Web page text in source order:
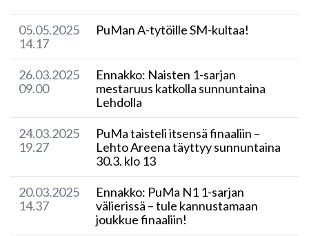
05.05.2025
14.17
​PuMan A-tytöille SM-kultaa!
26.03.2025
09.00
Ennakko: Naisten 1-sarjan
mestaruus katkolla sunnuntaina
Lehdolla
24.03.2025
19.27
​PuMa taisteli itsensä finaaliin –
Lehto Areena täyttyy sunnuntaina
30.3. klo 13
20.03.2025
14.37
Ennakko: PuMa N1 1-sarjan
välierissä – tule kannustamaan
joukkue finaaliin!